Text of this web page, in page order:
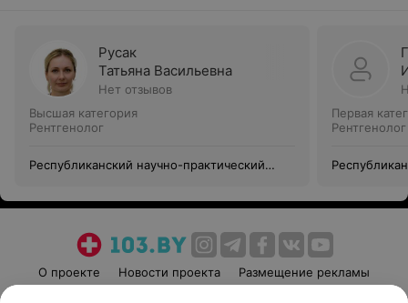
Русак
Татьяна Васильевна
Нет отзывов
Высшая категория
Рентгенолог
Республиканский научно-практический
Первая
Рентгенолог
О проекте Новости проекта
Размещение рекламы